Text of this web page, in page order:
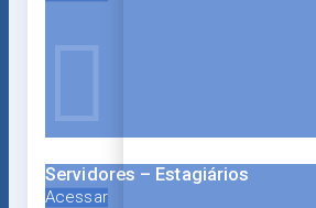
Servidores – Estagiários
Acessar